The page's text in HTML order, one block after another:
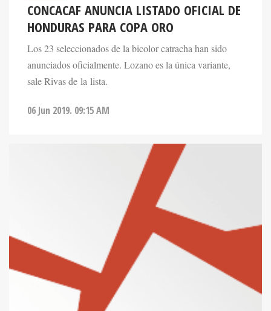
CONCACAF ANUNCIA LISTADO OFICIAL DE
HONDURAS PARA COPA ORO
Los 23 seleccionados de la bicolor catracha han sido
anunciados oficialmente. Lozano es la única variante,
sale Rivas de la lista.
06 Jun 2019. 09:15 AM